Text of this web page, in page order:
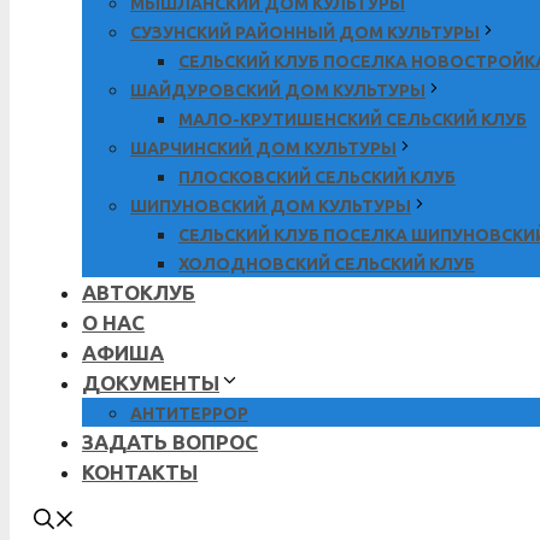
СУЗУНСКИЙ РАЙОННЫЙ ДОМ КУЛЬТУРЫ
СЕЛЬСКИЙ КЛУБ ПОСЕЛКА
ШАЙДУРОВСКИЙ ДОМ КУЛЬТУРЫ
МАЛО-КРУТИШЕНСКИЙ СЕЛЬСКИЙ КЛУБ
ШАРЧИНСКИЙ ДОМ КУЛЬТУРЫ
ПЛОСКОВСКИЙ СЕЛЬСКИЙ КЛУБ
ШИПУНОВСКИЙ ДОМ КУЛЬТУРЫ
СЕЛЬСКИЙ КЛУБ ПОСЕЛКА
ХОЛОДНОВСКИЙ СЕЛЬСКИЙ КЛУБ
АВТОКЛУБ
О НАС
АФИША
ДОКУМЕНТЫ
АНТИТЕРРОР
ЗАДАТЬ ВОПРОС
КОНТАКТЫ